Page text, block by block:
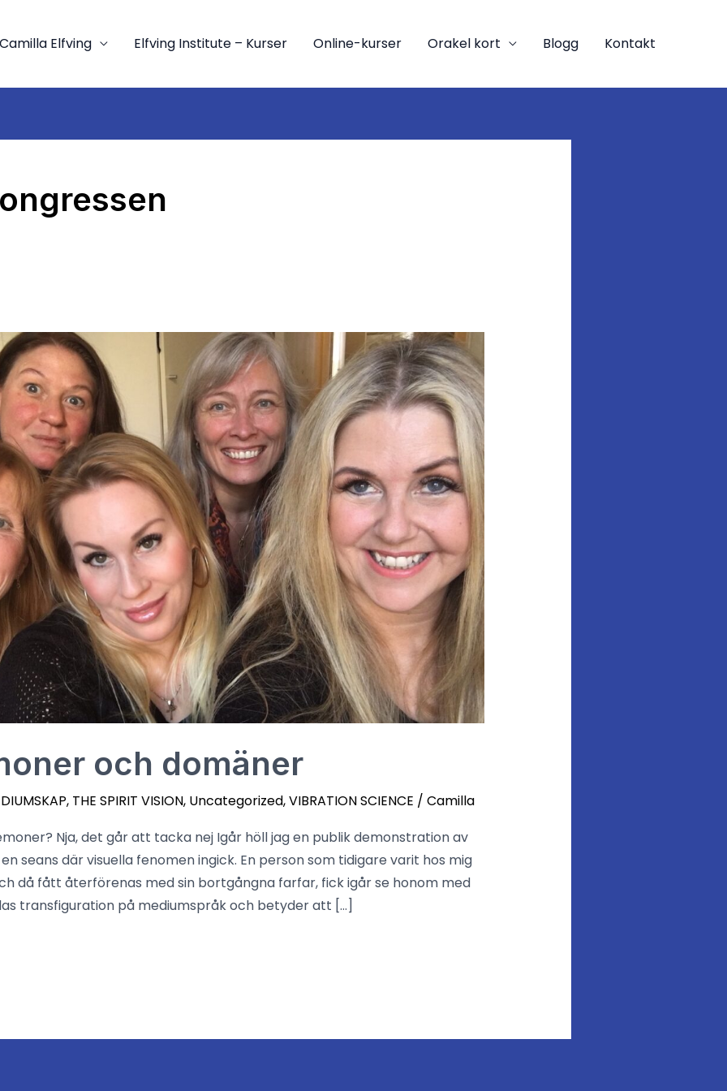
Camilla Elfving Elfving Institute – Kurser Online-kurser Orakel kort Blogg Kontakt
och domäner
, THE SPIRIT VISION, Uncategorized,VIBRATION SCIENCE / Camilla
Nja, det går att tacka nej Igår höll jag en publik demonstration av
seans där visuella fenomen ingick. En person som tidigare varit hos mig
då fått återförenas med sin bortgångna farfar, fick igår se honom med
transfiguration på mediumspråk och betyder att […]